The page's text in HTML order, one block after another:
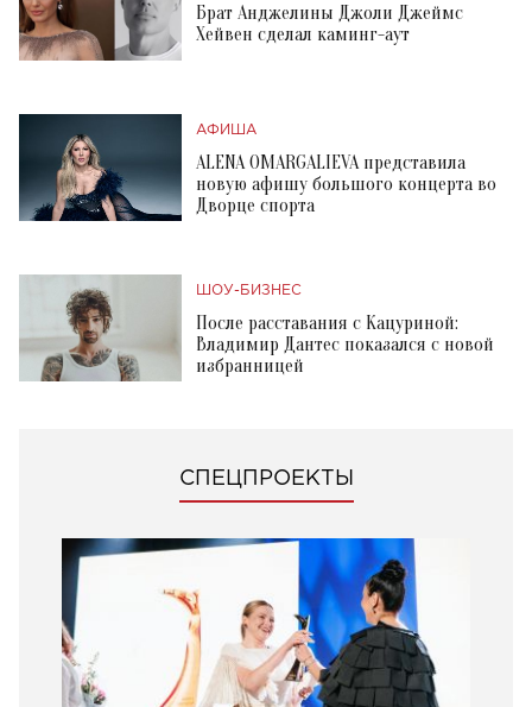
Брат Анджелины Джоли Джеймс
Хейвен сделал каминг-аут
АФИША
ALENA OMARGALIEVA представила
новую афишу большого концерта во
Дворце спорта
ШОУ-БИЗНЕС
После расставания с Кацуриной:
Владимир Дантес показался с новой
избранницей
СПЕЦПРОЕКТЫ